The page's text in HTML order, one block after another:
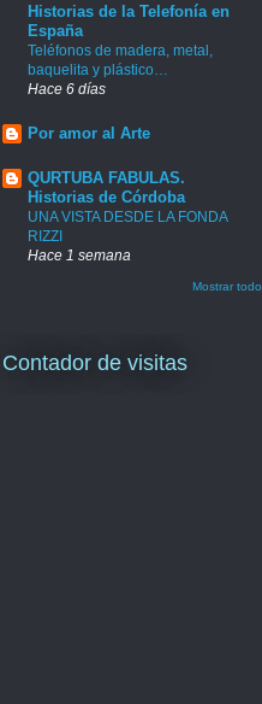
Historias de la Telefonía en
España
Teléfonos de madera, metal,
baquelita y plástico…
Hace 6 días
Por amor al Arte
QURTUBA FABULAS.
Historias de Córdoba
UNA VISTA DESDE LA FONDA
RIZZI
Hace 1 semana
Mostrar todo
Contador de visitas